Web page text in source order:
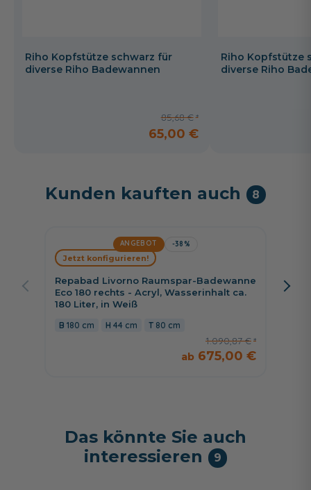
Riho Kopfstütze schwarz für
diverse Riho Badewannen
85,68 €
65,00 €
Riho Kopfstütze
diverse Riho
Kunden kauften auch 8
ANGEBOT -38%
Repabad Livorno Raumspar-Badewanne
Eco 180 rechts - Acryl, Wasserinhalt ca.
180 Liter, in Weiß
180 cm 44 cm 80 cm
1.090,87 €
675,00 €
Jetzt konfigurieren!
Riho
-
Das könnte Sie auch
interessieren
9